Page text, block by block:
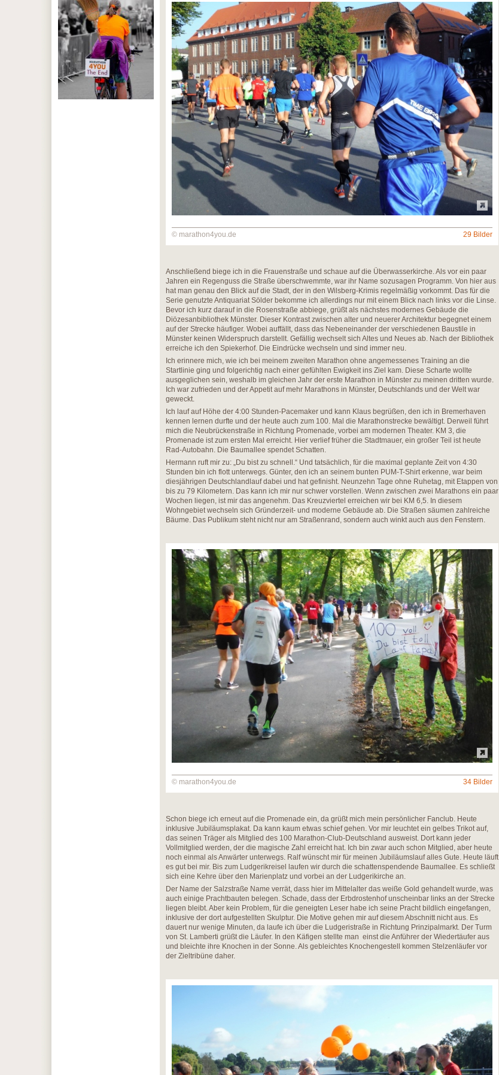
© marathon4you.de 29 Bilder
Anschließend biege ich in die Frauenstraße und schaue auf die Überwasserkirche. Als vor ein paar
Jahren ein Regenguss die Straße überschwemmte, war ihr Name sozusagen Programm. Von hier aus
hat man genau den Blick auf die Stadt, der in den Wilsberg-Krimis regelmäßig vorkommt. Das für die
Serie genutzte Antiquariat Sölder bekomme ich allerdings nur mit einem Blick nach links vor die Linse.
Bevor ich kurz darauf in die Rosenstraße abbiege, grüßt als nächstes modernes Gebäude die
Diözesanbibliothek Münster. Dieser Kontrast zwischen alter und neuerer Architektur begegnet einem
auf der Strecke häufiger. Wobei auffällt, dass das Nebeneinander der verschiedenen Baustile in
Münster keinen Widerspruch darstellt. Gefällig wechselt sich Altes und Neues ab. Nach der Bibliothek
erreiche ich den Spiekerhof. Die Eindrücke wechseln und sind immer neu.
Ich erinnere mich, wie ich bei meinem zweiten Marathon ohne angemessenes Training an die
Startlinie ging und folgerichtig nach einer gefühlten Ewigkeit ins Ziel kam. Diese Scharte wollte
ausgeglichen sein, weshalb im gleichen Jahr der erste Marathon in Münster zu meinen dritten wurde.
Ich war zufrieden und der Appetit auf mehr Marathons in Münster, Deutschlands und der Welt war
geweckt.
Ich lauf auf Höhe der 4:00 Stunden-Pacemaker und kann Klaus begrüßen, den ich in Bremerhaven
kennen lernen durfte und der heute auch zum 100. Mal die Marathonstrecke bewältigt. Derweil führt
mich die Neubrückenstraße in Richtung Promenade, vorbei am modernen Theater. KM 3, die
Promenade ist zum ersten Mal erreicht. Hier verlief früher die Stadtmauer, ein großer Teil ist heute
Rad-Autobahn. Die Baumallee spendet Schatten.
Hermann ruft mir zu: „Du bist zu schnell.“ Und tatsächlich, für die maximal geplante Zeit von 4:30
Stunden bin ich flott unterwegs. Günter, den ich an seinem bunten PUM-T-Shirt erkenne, war beim
diesjährigen Deutschlandlauf dabei und hat gefinisht. Neunzehn Tage ohne Ruhetag, mit Etappen von
bis zu 79 Kilometern. Das kann ich mir nur schwer vorstellen. Wenn zwischen zwei Marathons ein paar
Wochen liegen, ist mir das angenehm. Das Kreuzviertel erreichen wir bei KM 6,5. In diesem
Wohngebiet wechseln sich Gründerzeit- und moderne Gebäude ab. Die Straßen säumen zahlreiche
Bäume. Das Publikum steht nicht nur am Straßenrand, sondern auch winkt auch aus den Fenstern.
© marathon4you.de 34 Bilder
Schon biege ich erneut auf die Promenade ein, da grüßt mich mein persönlicher Fanclub. Heute
inklusive Jubiläumsplakat. Da kann kaum etwas schief gehen. Vor mir leuchtet ein gelbes Trikot auf,
das seinen Träger als Mitglied des 100 Marathon-Club-Deutschland ausweist. Dort kann jeder
Vollmitglied werden, der die magische Zahl erreicht hat. Ich bin zwar auch schon Mitglied, aber heute
noch einmal als Anwärter unterwegs. Ralf wünscht mir für meinen Jubiläumslauf alles Gute. Heute läuft
es gut bei mir. Bis zum Ludgerikreisel laufen wir durch die schattenspendende Baumallee. Es schließt
sich eine Kehre über den Marienplatz und vorbei an der Ludgerikirche an.
Der Name der Salzstraße Name verrät, dass hier im Mittelalter das weiße Gold gehandelt wurde, was
auch einige Prachtbauten belegen. Schade, dass der Erbdrostenhof unscheinbar links an der Strecke
liegen bleibt. Aber kein Problem, für die geneigten Leser habe ich seine Pracht bildlich eingefangen,
inklusive der dort aufgestellten Skulptur. Die Motive gehen mir auf diesem Abschnitt nicht aus. Es
dauert nur wenige Minuten, da laufe ich über die Ludgeristraße in Richtung Prinzipalmarkt. Der Turm
von St. Lamberti grüßt die Läufer. In den Käfigen stellte man einst die Anführer der Wiedertäufer aus
und bleichte ihre Knochen in der Sonne. Als gebleichtes Knochengestell kommen Stelzenläufer vor
der Zieltribüne daher.